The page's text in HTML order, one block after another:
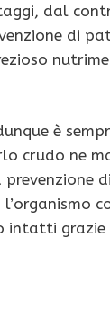
dal
di
è
crudo ne
intatti grazie